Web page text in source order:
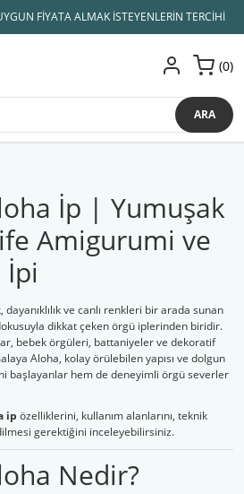
FİYATA ALMAK İSTEYENLERİN TERCİHİ
ARA
0
İp | Yumuşak
Amigurumi ve
İpi
ve canlı renkleri bir arada sunan
dikkat çeken örgü iplerinden biridir.
bebek örgüleri, battaniyeler ve dekoratif
Aloha, kolay örülebilen yapısı ve dolgun
başlayanlar hem de deneyimli örgü severler
ip özelliklerini, kullanım alanlarını, teknik
gerektiğini inceleyebilirsiniz.
Nedir?
Geri Dön
Himalaya kadife
Dolphin Baby
Dolphin Baby Fine
Himalaya Dolphin Bİg
Koala